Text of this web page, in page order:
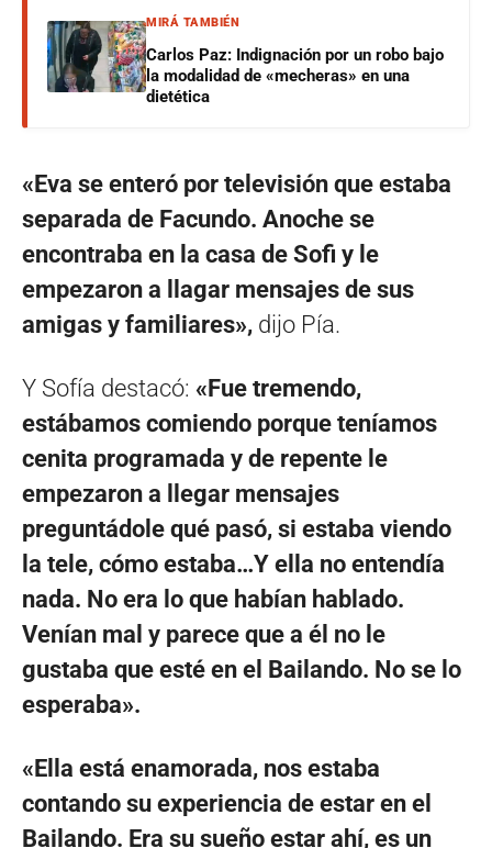
MIRÁ TAMBIÉN
Carlos Paz: Indignación por un robo bajo
la modalidad de «mecheras» en una
dietética
«Eva se enteró por televisión que estaba
separada de Facundo. Anoche se
encontraba en la casa de Sofi y le
empezaron a llagar mensajes de sus
amigas y familiares», dijo Pía.
Y Sofía destacó: «Fue tremendo,
estábamos comiendo porque teníamos
cenita programada y de repente le
empezaron a llegar mensajes
preguntádole qué pasó, si estaba viendo
la tele, cómo estaba…Y ella no entendía
nada. No era lo que habían hablado.
Venían mal y parece que a él no le
gustaba que esté en el Bailando. No se lo
esperaba».
«Ella está enamorada, nos estaba
contando su experiencia de estar en el
Bailando. Era su sueño estar ahí, es un